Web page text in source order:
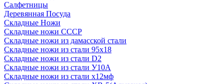
Салфетницы
Деревянная Посуда
Складные Ножи
Cкладные ножи СССР
Складные ножи из дамасской стали
Складные ножи из стали 95х18
Складные ножи из стали D2
Складные ножи из стали У10А
Складные ножи из стали х12мф